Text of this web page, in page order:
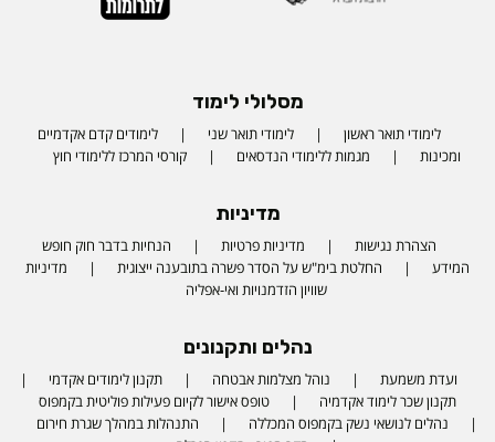
מסלולי לימוד
לימודי תואר ראשון לימודי תואר שני
לימודים קדם אקדמיים
ומכינות
מגמות ללימודי הנדסאים קורסי המרכז ללימודי חוץ
מדיניות
הצהרת נגישות מדיניות פרטיות
הנחיות בדבר חוק חופש
המידע
החלטת בימ"ש על הסדר פשרה בתובענה ייצוגית
מדיניות
שוויון הזדמנויות ואי-אפליה
נהלים ותקנונים
ועדת משמעת נוהל מצלמות אבטחה
תקנון לימודים אקדמי
תקנון שכר לימוד אקדמיה
טופס אישור לקיום פעילות פוליטית בקמפוס
נהלים לנושאי נשק בקמפוס המכללה
התנהלות במהלך שגרת חירום